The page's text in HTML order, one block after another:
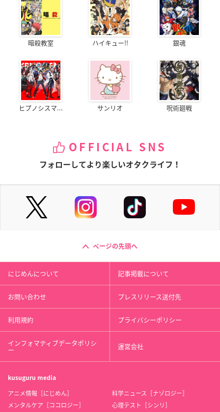
暗殺教室 ハイキュー!! 銀魂
ヒプノシスマ... サンリオ 呪術廻戦
OFFICIAL SNS
フォローしてより楽しいオタクライフ！
ページの先頭へ
にじめんについて 記事掲載について
お問い合わせ プレスリリース送付先
利用規約 プライバシーポリシー
インフォマティブデータポリシ
ー 運営会社
kusuguru media
アニメ情報［にじめん］
科学ニュース［ナゾロジー］
メンタルケア［ココロジー］
心理テスト［シンリ］